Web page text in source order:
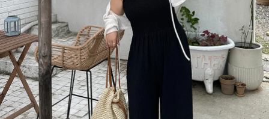
신상 5%
베스트
MADE
세트할인 ~30% 블라우스